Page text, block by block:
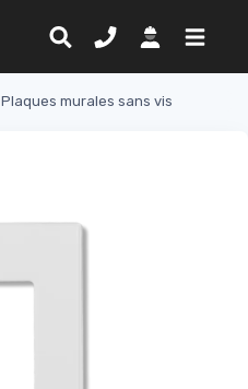
Plaques murales sans vis